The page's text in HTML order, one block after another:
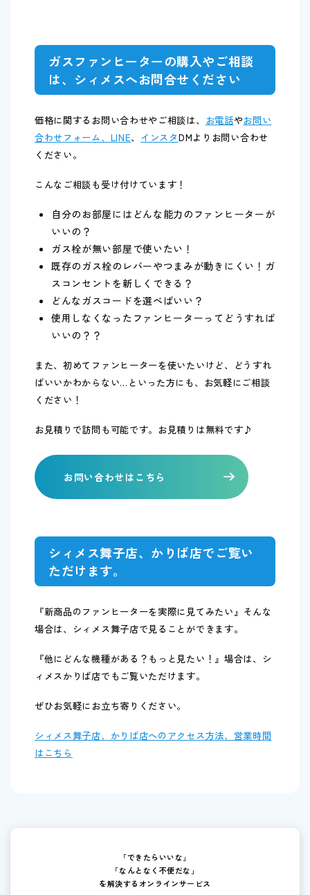
ガスファンヒーターの購入やご相談
は、シィメスへお問合せください
価格に関するお問い合わせやご相談は、 お電話やお問い
合わせフォーム、LINE、 インスタDMよりお問い合わせ
ください。
こんなご相談も受け付けています！
自分のお部屋にはどんな能力のファンヒーターが
いいの？
ガス栓が無い部屋で使いたい！
既存のガス栓のレバーやつまみが動きにくい！ガ
スコンセントを新しくできる？
どんなガスコードを選べばいい？
使用しなくなったファンヒーターってどうすれば
いいの？？
また、初めてファンヒーターを使いたいけど、どうすれ
ばいいかわからない…といった方にも、お気軽にご相談
ください！
お見積りで訪問も可能です。お見積りは無料です♪
お問い合わせはこちら
シィメス舞子店、かりば店でご覧い
ただけます。
『新商品のファンヒーターを実際に見てみたい』そんな
場合は、シィメス舞子店で見ることができます。
『他にどんな機種がある？もっと見たい！』場合は、シ
ィメスかりば店でもご覧いただけます。
ぜひお気軽にお立ち寄りください。
シィメス舞子店、かりば店へのアクセス方法、営業時間
はこちら
「できたらいいな」
「なんとなく不便だな」
を解決するオンラインサービス